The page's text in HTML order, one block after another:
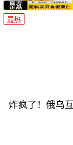
最热
炸疯了！俄乌